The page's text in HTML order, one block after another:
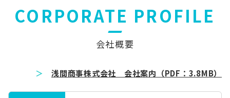
CORPORATE PROFILE
会社概要
＞ 浅間商事株式会社 会社案内（PDF：3.8MB）